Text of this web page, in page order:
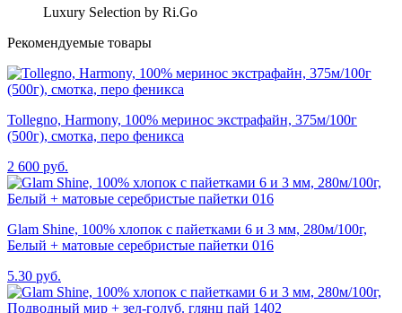
Luxury Selection by Ri.Go
Рекомендуемые товары
Tollegno, Harmony, 100% меринос экстрафайн, 375м/100г
(500г), смотка, перо феникса
2 600 руб.
Glam Shine, 100% хлопок с пайетками 6 и 3 мм, 280м/100г,
Белый + матовые серебристые пайетки 016
5.30 руб.